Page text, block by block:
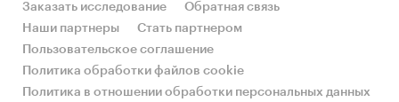
Заказать исследование
Обратная связь
Наши партнеры
Стать партнером
Пользовательское соглашение
Политика обработки файлов cookie
Политика в отношении обработки персональных данных